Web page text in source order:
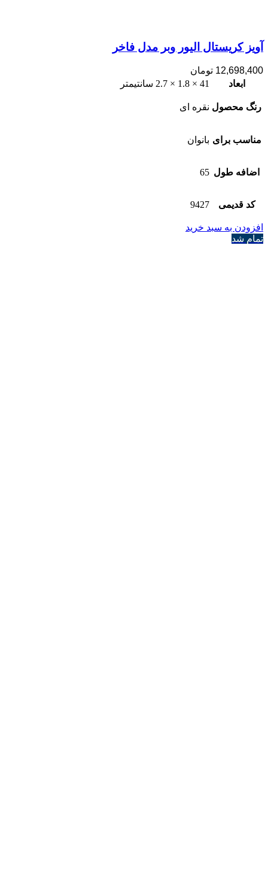
آویز کریستال الیور وبر مدل فاخر
12,698,400 تومان
ابعاد
41 × 1.8 × 2.7 سانتیمتر
رنگ محصول نقره ای
مناسب برای بانوان
اضافه طول 65
کد قدیمی 9427
افزودن به سبد خرید
تمام شد